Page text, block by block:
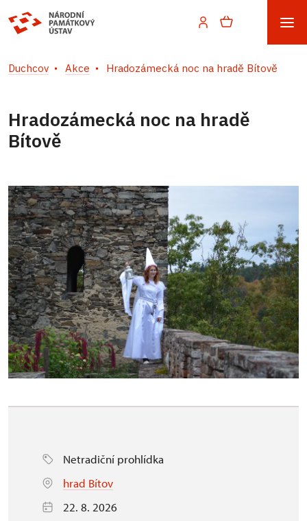
Duchcov Akce Hradozámecká noc na hradě Bítově
Hradozámecká noc na hradě
Bítově
Netradiční prohlídka
hrad Bítov
22. 8. 2026